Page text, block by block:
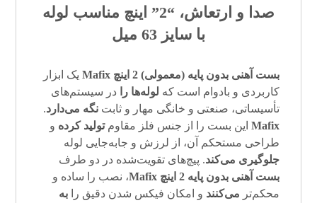
صدا و ارتعاش، “2 ” اینچ مناسب لوله
با سایز 63 میل
بست آهنی بدون پایه (معمولی) 2 اینچ Mafix
یک ابزار
کاربردی و بادوام است که لوله‌ها را
در سیستم‌های
تأسیساتی، صنعتی و خانگی مهار و ثابتنگه می‌دارد.
Mafix این بست را از جنس فلز مقاومتولید کرده و
طراحی مستحکم آن، از لرزش و جابه‌جایی لوله
جلوگیری می‌کند. پیچ‌های تقویت‌شده در دو طرف
بست آهنی بدون پایه 2 اینچ Mafix
، نصب را ساده و
محکم‌تر می‌کنند و امکان فیکس شدن دقیق رابه